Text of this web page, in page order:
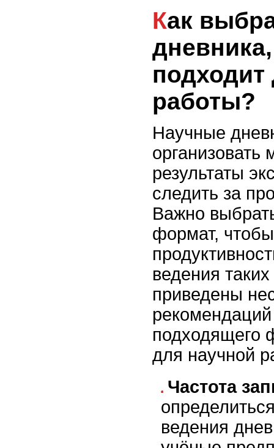
Как выбрать формат
работы?
Научные
результаты
следить за
Важно
формат,
ведения
приведены
подходящего
для научной
Частота
ведения